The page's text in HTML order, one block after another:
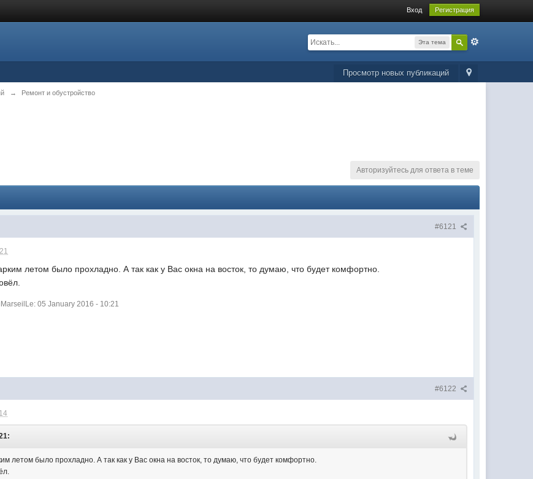
Вход Регистрация
Эта тема
Просмотр новых публикаций
→ Ремонт и обустройство
Авторизуйтесь для ответа в теме
#6121
летом было прохладно. А так как у Вас окна на восток, то думаю, что будет комфортно.
05 January 2016 - 10:21
#6122
летом было прохладно. А так как у Вас окна на восток, то думаю, что будет комфортно.